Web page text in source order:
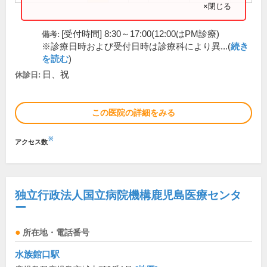
×閉じる
備考: [受付時間] 8:30～17:00(12:00はPM診療)
※診療日時および受付日時は診療科により異...(続き
を読む)
休診日: 日、祝
この医院の詳細をみる
アクセス数※
独立行政法人国立病院機構鹿児島医療センタ
ー
所在地・電話番号
水族館口駅